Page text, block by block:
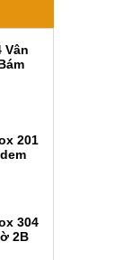
Vân
201
304
2B